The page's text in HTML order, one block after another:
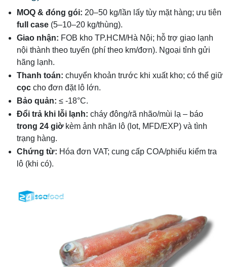
MOQ & đóng gói: 20–50 kg/lần lấy tùy mặt hàng; ưu tiên
full case(5–10–20 kg/thùng).
Giao nhận: FOB kho TP.HCM/Hà Nội; hỗ trợ giao lạnh
nội thành theo tuyến (phí theo km/đơn). Ngoại tỉnh gửi
hãng lạnh.
Thanh toán: chuyển khoản trước khi xuất kho; có thể giữ
cọccho đơn đặt lô lớn.
Bảo quản: ≤ -18°C.
Đổi trả khi lỗi lạnh: cháy đông/rã nhão/mùi lạ – báo
trong 24 giờkèm ảnh nhãn lô (lot, MFD/EXP) và tình
trạng hàng.
Chứng từ: Hóa đơn VAT; cung cấp COA/phiếu kiểm tra
lô (khi có).